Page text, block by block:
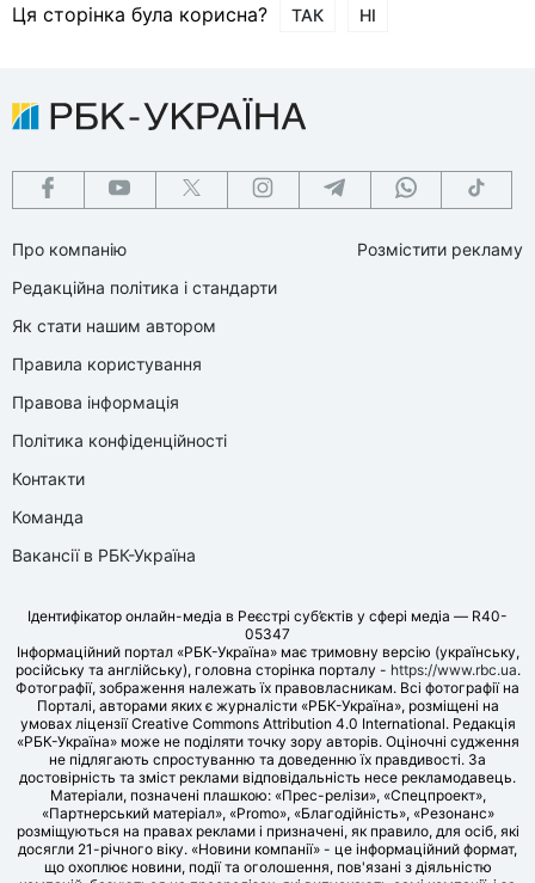
Ця сторінка була корисна? ТАК НІ
Про компанію
Редакційна політика і стандарти
Як стати нашим автором
Правила користування
Правова інформація
Політика конфіденційності
Контакти
Команда
Вакансії в РБК-Україна
Розмістити рекламу
Ідентифікатор онлайн-медіа в Реєстрі суб’єктів у сфері медіа — R40-
05347
Інформаційний портал «РБК-Україна» має тримовну версію (українську,
російську та англійську), головна сторінка порталу - https://www.rbc.ua.
Фотографії, зображення належать їх правовласникам. Всі фотографії на
Порталі, авторами яких є журналісти «РБК-Україна», розміщені на
умовах ліцензії Creative Commons Attribution 4.0 International. Редакція
«РБК-Україна» може не поділяти точку зору авторів. Оціночні судження
не підлягають спростуванню та доведенню їх правдивості. За
достовірність та зміст реклами відповідальність несе рекламодавець.
Матеріали, позначені плашкою: «Прес-релізи», «Спецпроект»,
«Партнерський матеріал», «Promo», «Благодійність», «Резонанс»
розміщуються на правах реклами і призначені, як правило, для осіб, які
досягли 21-річного віку. «Новини компанії» - це інформаційний формат,
що охоплює новини, події та оголошення, пов'язані з діяльністю